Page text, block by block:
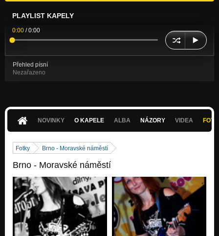
PLAYLIST KAPELY
0:00 /0:00
Přehled písní
Nezařazeno
NOVINKY O KAPELE ALBA NÁZORY VIDEA
Fotky Brno - Moravské náměstí
Brno - Moravské náměstí